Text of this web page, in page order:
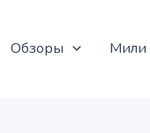
Обзоры Мили